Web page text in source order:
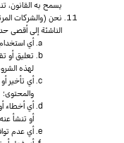
يسمح به القانون،
نحن (والشركات
الناشئة إلى أقصى
أي
تعليق أو
لهذه
أي تأخير
والمحتوى؛
أي أخطاء
أو تنشأ
أي عدم